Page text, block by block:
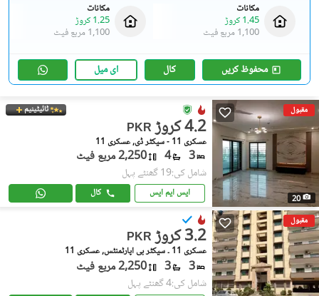
مکانات
1.45 کروڑ
1,100 مربع فیٹ
مکانات
1.25 کروڑ
1,100 مربع فیٹ
محفوظ کریں کال ای میل
مقبول
20
ٹائیٹینیم
PKR 4.2 کروڑ
عسکری 11 - سیکٹر ڈی, عسکری 11
3
4 2,250 مربع فیٹ
شامل کی:19 گھنٹے پہل
ایس ایم ایس کال
مقبول
PKR 3.2 کروڑ
عسکری 11 ۔ سیکٹر بی اپارٹمنٹس, عسکری 11
3
3 2,250 مربع فیٹ
شامل کی:4 گھنٹے پہل